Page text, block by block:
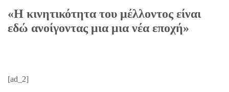
«Η κινητικότητα του μέλλοντος είναι
εδώ ανοίγοντας μια μια νέα εποχή»
[ad_2]